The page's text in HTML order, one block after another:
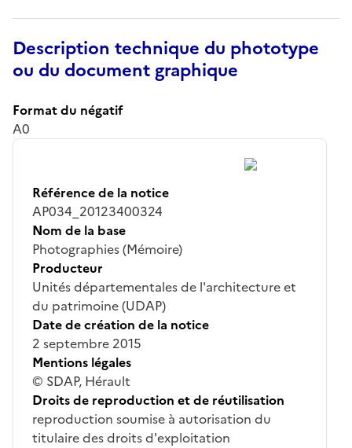
Description technique du phototype
ou du document graphique
Format du négatif
A0
Référence de la notice
AP034_20123400324
Nom de la base
Photographies (Mémoire)
Producteur
Unités départementales de l'architecture et
du patrimoine (UDAP)
Date de création de la notice
2 septembre 2015
Mentions légales
© SDAP, Hérault
Droits de reproduction et de réutilisation
reproduction soumise à autorisation du
titulaire des droits d'exploitation